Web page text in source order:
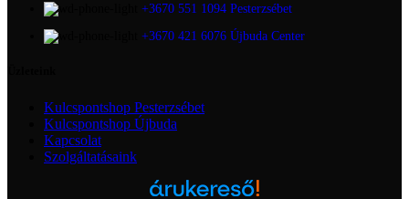
+3670 551 1094 Pesterzsébet
+3670 421 6076 Újbuda Center
Kulcspontshop Pesterzsébet
Kulcspontshop Újbuda
Kapcsolat
Szolgáltatásaink